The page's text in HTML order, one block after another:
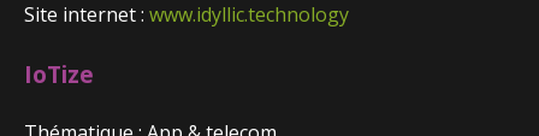
Site internet : www.idyllic.technology
IoTize